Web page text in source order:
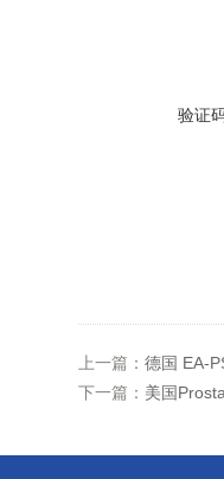
验证
上一篇： 德国 EA-
下一篇： 美国